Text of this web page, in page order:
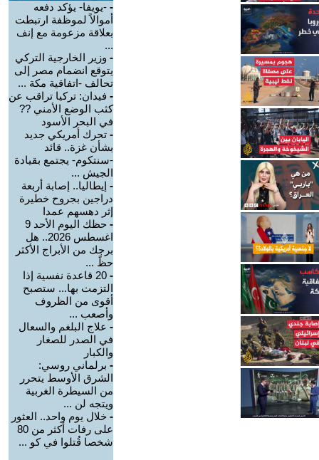
- -يويفا- يؤكد دفعه
أموالاً لموظفة ارتبطت
بعلاقة مزعومة مع إنف
...
- وزير الخارجية التركي
يتوقع انضمام مصر إلى
تحالف -اتفاقية مكة ...
- فيدان: تركيا تراقب عن
كثب الوضع الأمني ??
في البحر الأسود
- تحرك أمريكي جديد
بشأن غزة.. قائد
-سنتكوم- يجتمع بقيادة
الجيش ...
- إيطاليا.. إصابة أربعة
دراجين بجروح خطيرة
إثر دهسهم عمدا
-
حظك اليوم الأحد 9
اغسطس 2026.. هل
برجك من الأبراج الأكثر
حظً ...
-
20 قاعدة نفسية إذا
التزمت بها... ستصبح
أقوى من الظروف
وأصعب ...
- علاج البلغم والسعال
في الصدر للصغار
والكبار
- برلماني روسي:
الشرق الأوسط يتحرر
من السيطرة الغربية
ويتجه لن ...
- خلال يوم واحد.. العثور
على رفات أكثر من 80
شخصا قُتلوا في كو ...